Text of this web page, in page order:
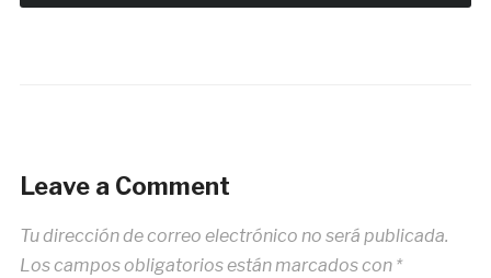
Leave a Comment
Tu dirección de correo electrónico no será publicada.
Los campos obligatorios están marcados con *